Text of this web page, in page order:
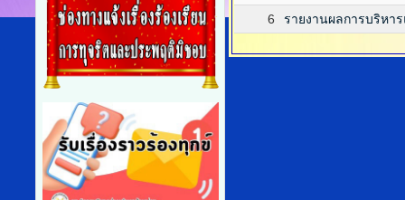
6
รายงานผลการบริหา